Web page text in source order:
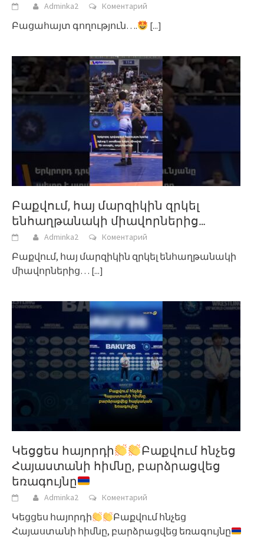
Adminka2 Коментарий
Բացահայտ գողություն…. [...]
Բաքվում, հայ մարզիկին զրկել
ենհաղթանակի միավորներից…
Adminka2 Коментарий
Բաքվում, հայ մարզիկին զրկել ենհաղթանակի
միավորներից… [...]
Կեցցես հայորդի
Բաքվում հնչեց
Հայաստանի հիմնը, բարձրացվեց
եռագույնը
Adminka2 Коментарий
Կեցցես հայորդի
Բաքվում հնչեց
Հայաստանի հիմնը, բարձրացվեց եռագույնը